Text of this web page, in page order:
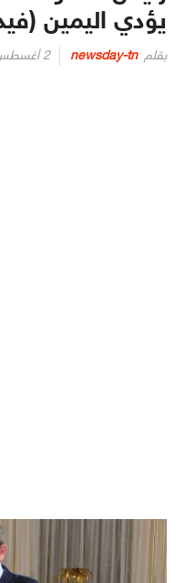
يؤدي اليمين
بقلم newsday-tn
Posted
2 أغسطس 2023